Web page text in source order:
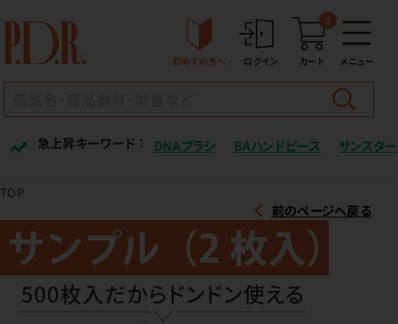
初めての方へ ログイン カート
0
メニュー
急上昇キーワード ： DNAブラシ BAハンドピース サンスター
TOP
前のページへ戻る